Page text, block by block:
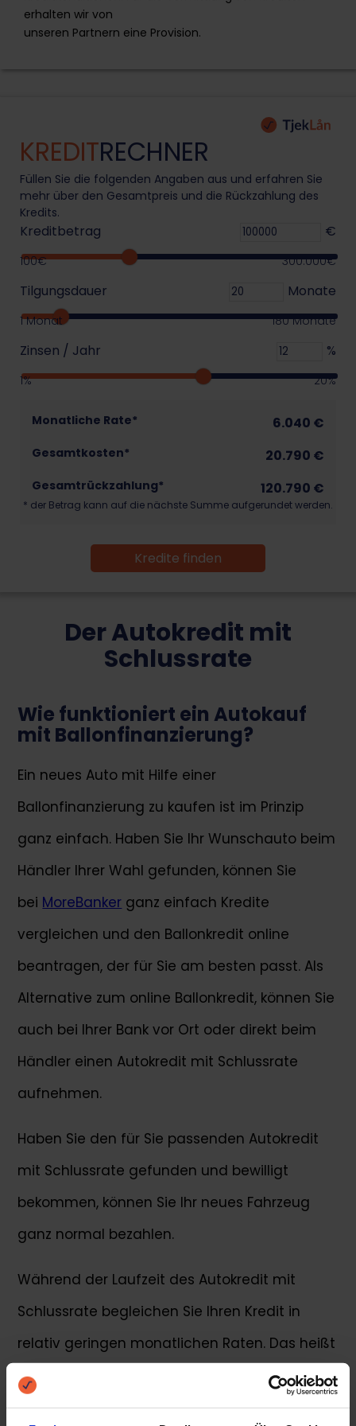
MrFinan ist ein Kreditportal, dass Sie bei der
Kreditsuche unterstützt und Sie mit den richtigen
Finanzierungsanbietern und -produkten in Verbindung
bringt. Bei MrFinan finden Sie unterschiedliche
Darlehensarten mit Kreditbeträgen zwischen 100€ bis
75.000€.
info@mrfinan.com
erhalten wir von
unseren Partnern eine Provision.
KREDITRECHNER
Füllen Sie die folgenden Angaben aus und erfahren Sie
mehr über den Gesamtpreis und die Rückzahlung des
Kredits.
Kreditbetrag €
100€ 300.000€
Tilgungsdauer Monate
1 Monat 180 Monate
Zinsen / Jahr %
1% 20%
Monatliche Rate* 6.040 €
Gesamtkosten* 20.790 €
Gesamtrückzahlung* 120.790 €
* der Betrag kann auf die nächste Summe aufgerundet werden.
Kredite finden
Der Autokredit mit
Schlussrate
Wie funktioniert ein Autokauf
mit Ballonfinanzierung?
Ein neues Auto mit Hilfe einer
Ballonfinanzierung zu kaufen ist im Prinzip
ganz einfach. Haben Sie Ihr Wunschauto beim
Händler Ihrer Wahl gefunden, können Sie
bei MoreBanker ganz einfach Kredite
vergleichen und den Ballonkredit online
beantragen, der für Sie am besten passt. Als
Alternative zum online Ballonkredit, können Sie
auch bei Ihrer Bank vor Ort oder direkt beim
Händler einen Autokredit mit Schlussrate
aufnehmen.
Haben Sie den für Sie passenden Autokredit
mit Schlussrate gefunden und bewilligt
bekommen, können Sie Ihr neues Fahrzeug
ganz normal bezahlen.
Während der Laufzeit des Autokredit mit
Schlussrate begleichen Sie Ihren Kredit in
relativ geringen monatlichen Raten. Das heißt
Sie zahlen niedrige Monatsraten an Ihre Bank
zurück. Da Sie über die Laufzeit hinweg nur